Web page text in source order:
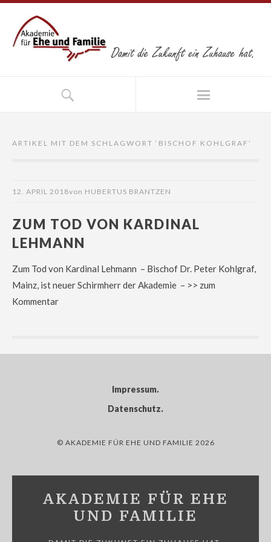
ARTIKEL MIT DEM SCHLAGWORT ‘ BISCHOF KOHLGRAF ’
12. APRIL 2018von HUBERTUS BRANTZEN
ZUM TOD VON KARDINAL
LEHMANN
Zum Tod von Kardinal Lehmann – Bischof Dr. Peter Kohlgraf,
Mainz, ist neuer Schirmherr der Akademie – >> zum
Kommentar
Impressum
Datenschutz
© AKADEMIE FÜR EHE UND FAMILIE 2026
AKADEMIE FÜR EHE
UND FAMILIE